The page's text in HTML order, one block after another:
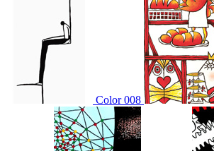
Color 008